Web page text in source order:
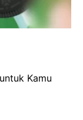
Kamu